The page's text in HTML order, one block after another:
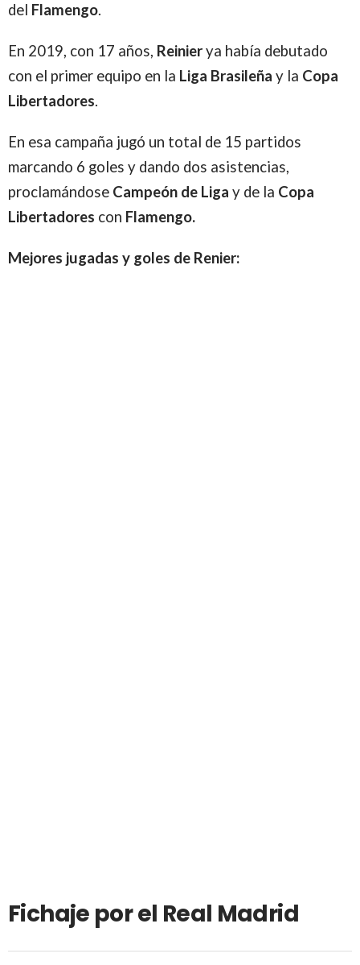
del Flamengo.
En 2019, con 17 años, Reinierya había debutado
con el primer equipo en la Liga Brasileña y la Copa
Libertadores.
En esa campaña jugó un total de 15 partidos
marcando 6 goles y dando dos asistencias,
proclamándose Campeón de Liga y de la Copa
Libertadores con Flamengo.
Mejores jugadas y goles de Renier:
Fichaje por el Real Madrid